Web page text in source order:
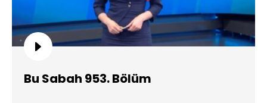
Bu Sabah 953. Bölüm